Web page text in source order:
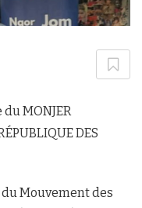
MONJER
DES
Mouvement des